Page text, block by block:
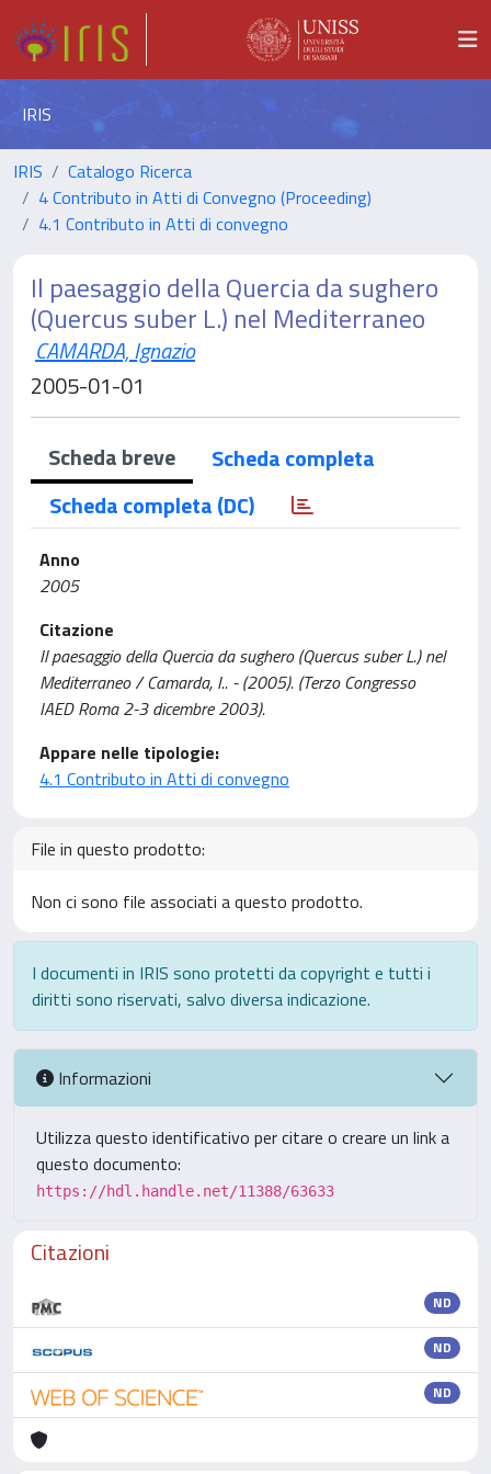
IRIS
IRIS
Catalogo Ricerca
4 Contributo in Atti di Convegno (Proceeding)
4.1 Contributo in Atti di convegno
Il paesaggio della Quercia da sughero
(Quercus suber L.) nel Mediterraneo
CAMARDA, Ignazio
2005-01-01
Scheda breve
Scheda completa
Scheda completa (DC)
Anno
2005
Citazione
Il paesaggio della Quercia da sughero (Quercus suber L.) nel
Mediterraneo / Camarda, I.. - (2005). (Terzo Congresso
IAED Roma 2-3 dicembre 2003).
Appare nelle tipologie:
4.1 Contributo in Atti di convegno
File in questo prodotto:
Non ci sono file associati a questo prodotto.
I documenti in IRIS sono protetti da copyright e tutti i
diritti sono riservati, salvo diversa indicazione.
Informazioni
Utilizza questo identificativo per citare o creare un link a
questo documento:
https://hdl.handle.net/11388/63633
Citazioni
ND
ND
ND